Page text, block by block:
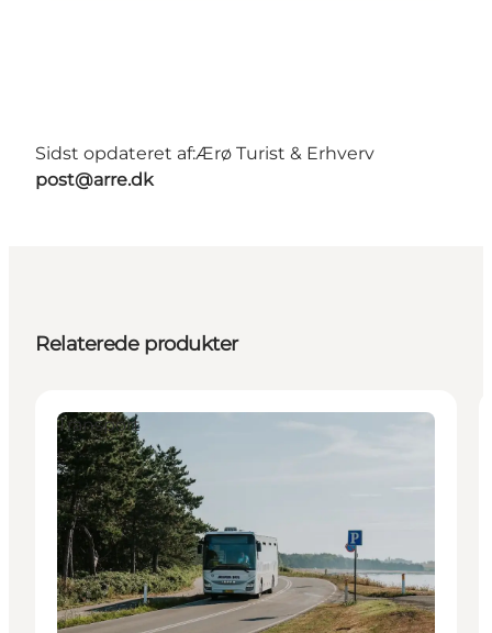
Sidst opdateret af:Ærø Turist & Erhverv
post@arre.dk
Relaterede produkter
Transport